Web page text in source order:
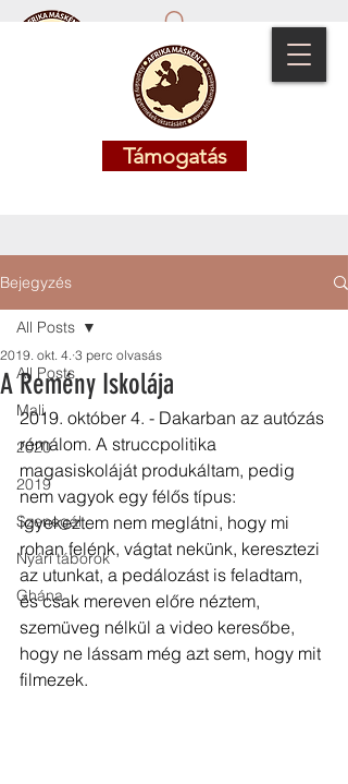
Támogatás
Támogatás
Bejegyzés
All Posts
Mali
2020
2019
Szenegál
Nyári táborok
Ghána
All Posts
A Remény Iskolája
2019. okt. 4. 3 perc olvasás
2019. október 4. - Dakarban az autózás
rémálom. A struccpolitika
magasiskoláját produkáltam, pedig
nem vagyok egy félős típus:
igyekeztem nem meglátni, hogy mi
rohan felénk, vágtat nekünk, keresztezi
az utunkat, a pedálozást is feladtam,
és csak mereven előre néztem,
szemüveg nélkül a video keresőbe,
hogy ne lássam még azt sem, hogy mit
filmezek.